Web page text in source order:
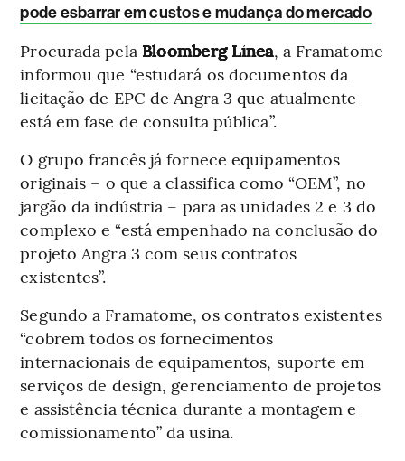
pode esbarrar em custos e mudança do mercado
Procurada pela Bloomberg Línea, a Framatome
informou que “estudará os documentos da
licitação de EPC de Angra 3 que atualmente
está em fase de consulta pública”.
O grupo francês já fornece equipamentos
originais – o que a classifica como “OEM”, no
jargão da indústria – para as unidades 2 e 3 do
complexo e “está empenhado na conclusão do
projeto Angra 3 com seus contratos
existentes”.
Segundo a Framatome, os contratos existentes
“cobrem todos os fornecimentos
internacionais de equipamentos, suporte em
serviços de design, gerenciamento de projetos
e assistência técnica durante a montagem e
comissionamento” da usina.